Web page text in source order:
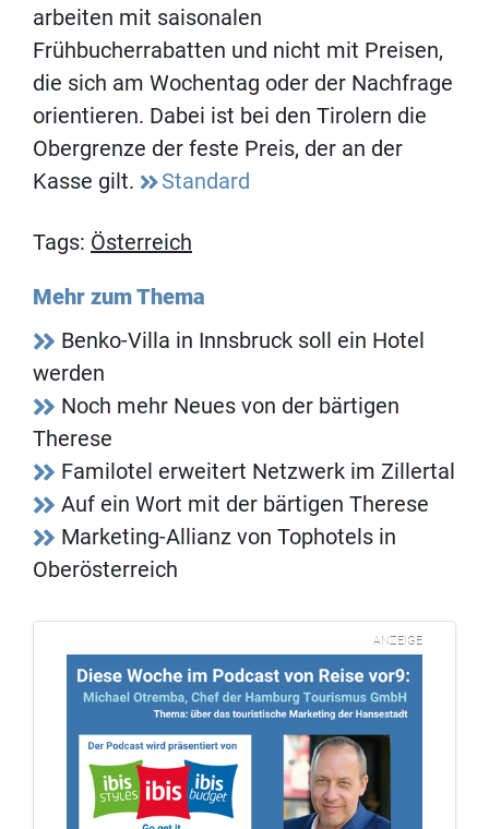
arbeiten mit saisonalen
Frühbucherrabatten und nicht mit Preisen,
die sich am Wochentag oder der Nachfrage
orientieren. Dabei ist bei den Tirolern die
Obergrenze der feste Preis, der an der
Kasse gilt.
Standard
Tags: Österreich
Mehr zum Thema
Benko-Villa in Innsbruck soll ein Hotel
werden
Noch mehr Neues von der bärtigen
Therese
Familotel erweitert Netzwerk im Zillertal
Auf ein Wort mit der bärtigen Therese
Marketing-Allianz von Tophotels in
Oberösterreich
ANZEIGE